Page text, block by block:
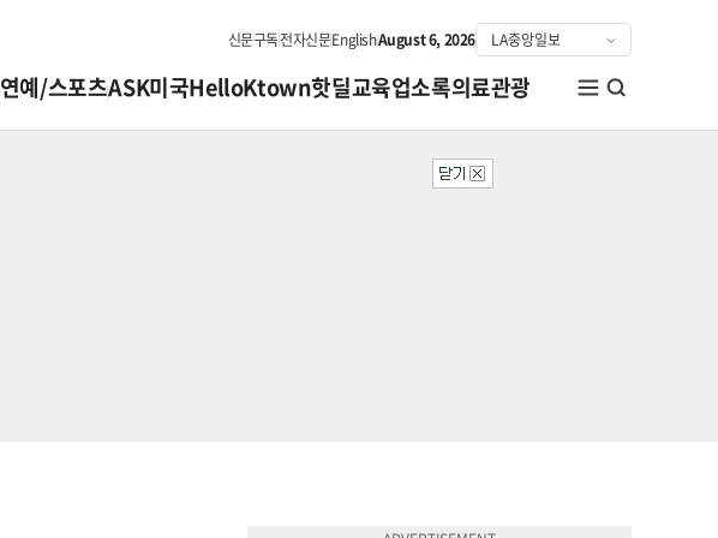
신문구독전자신문EnglishAugust 6, 2026
연예/스포츠ASK미국HelloKtown핫딜교육업소록의료관광